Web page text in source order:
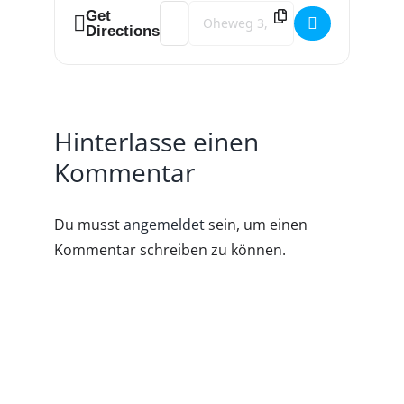
Get
Directions
Address - WOMO Wiesn/ Oktoberfest
Destination Address - WOMO
Hinterlasse einen
Kommentar
Du musstangemeldetsein, um einen
Kommentar schreiben zu können.